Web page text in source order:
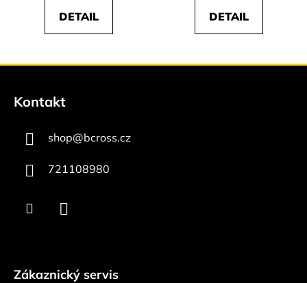
DETAIL DETAIL
Kontakt
shop@bcross.cz
721108980
Zákaznický servis